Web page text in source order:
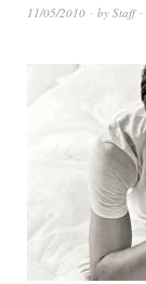
11/05/2010 by Staff